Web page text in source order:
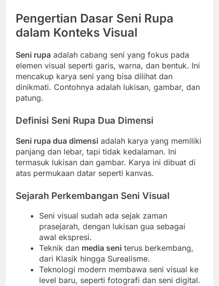
Pengertian Dasar Seni Rupa
dalam Konteks Visual
Seni rupa adalah cabang seni yang fokus pada
elemen visual seperti garis, warna, dan bentuk. Ini
mencakup karya seni yang bisa dilihat dan
dinikmati. Contohnya adalah lukisan, gambar, dan
patung.
Definisi Seni Rupa Dua Dimensi
Seni rupa dua dimensi adalah karya yang memiliki
panjang dan lebar, tapi tidak kedalaman. Ini
termasuk lukisan dan gambar. Karya ini dibuat di
atas permukaan datar seperti kanvas.
Sejarah Perkembangan Seni Visual
Seni visual sudah ada sejak zaman
prasejarah, dengan lukisan gua sebagai
awal ekspresi.
Teknik dan media seni terus berkembang,
dari Klasik hingga Surealisme.
Teknologi modern membawa seni visual ke
level baru, seperti fotografi dan seni digital.